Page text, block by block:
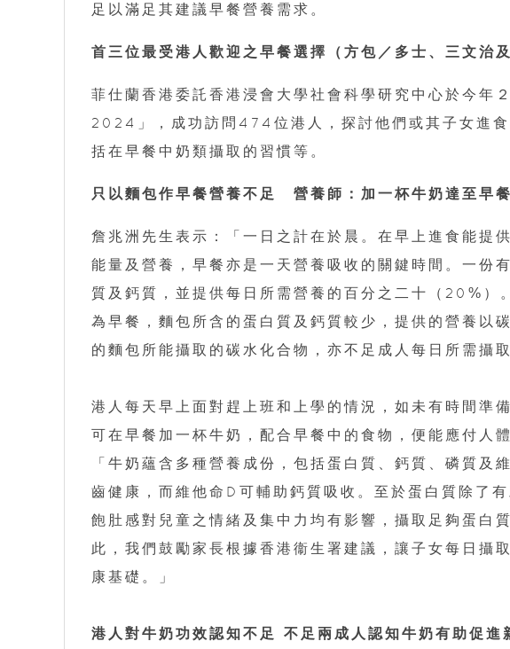
足以滿足其建議早餐營養需求。
首三位最受港人歡迎之早餐選擇（方包／多士、三文治
菲仕蘭香港委託香港浸會大學社會科學研究中心於今年
2024」，成功訪問474位港人，探討他們或其子女進
括在早餐中奶類攝取的習慣等。
只以麵包作早餐營養不足 營養師：加一杯牛奶達至早
詹兆洲先生表示：「一日之計在於晨。在早上進食能提
能量及營養，早餐亦是一天營養吸收的關鍵時間。一份
質及鈣質，並提供每日所需營養的百分之二十（20%）
為早餐，麵包所含的蛋白質及鈣質較少，提供的營養以
的麵包所能攝取的碳水化合物，亦不足成人每日所需攝
港人每天早上面對趕上班和上學的情況，如未有時間準
可在早餐加一杯牛奶，配合早餐中的食物，便能應付人
「牛奶蘊含多種營養成份，包括蛋白質、鈣質、磷質
齒健康，而維他命D可輔助鈣質吸收。至於蛋白質除了
飽肚感對兒童之情緒及集中力均有影響，攝取足夠蛋白
此，我們鼓勵家長根據香港衞生署建議，讓子女每日攝
康基礎。」
港人對牛奶功效認知不足 不足兩成人認知牛奶有助促